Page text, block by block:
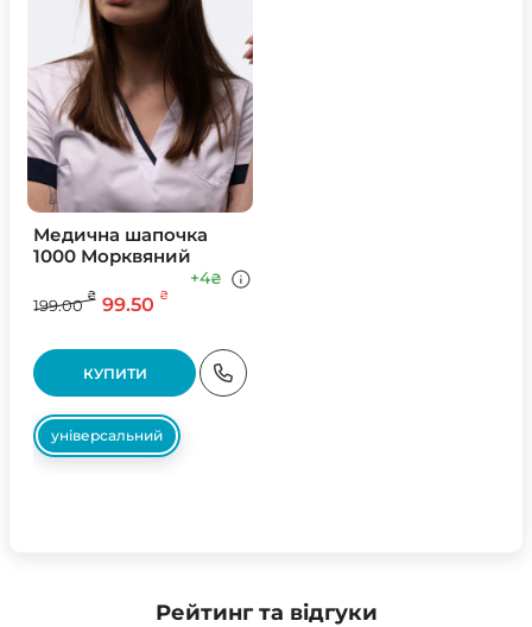
Медична шапочка
1000 Морквяний
199.00
₴ 99.50 ₴
+4₴
КУПИТИ
універсальний
Рейтинг та відгуки